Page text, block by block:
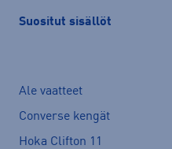
Suositut sisällöt
Ale vaatteet
Converse kengät
Hoka Clifton 11